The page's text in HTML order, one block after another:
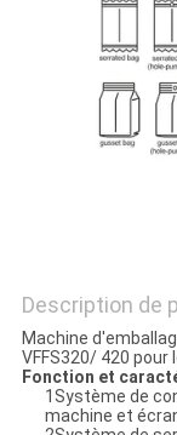
Description de
Machine
VFFS320/ 420 pour
Fonction et
1Système de
machine et